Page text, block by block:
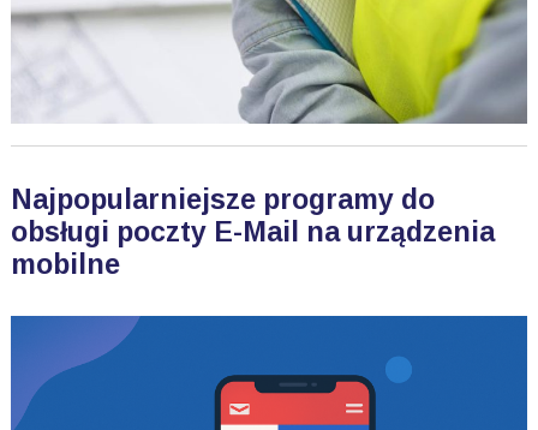
Najpopularniejsze programy do
obsługi poczty E-Mail na urządzenia
mobilne